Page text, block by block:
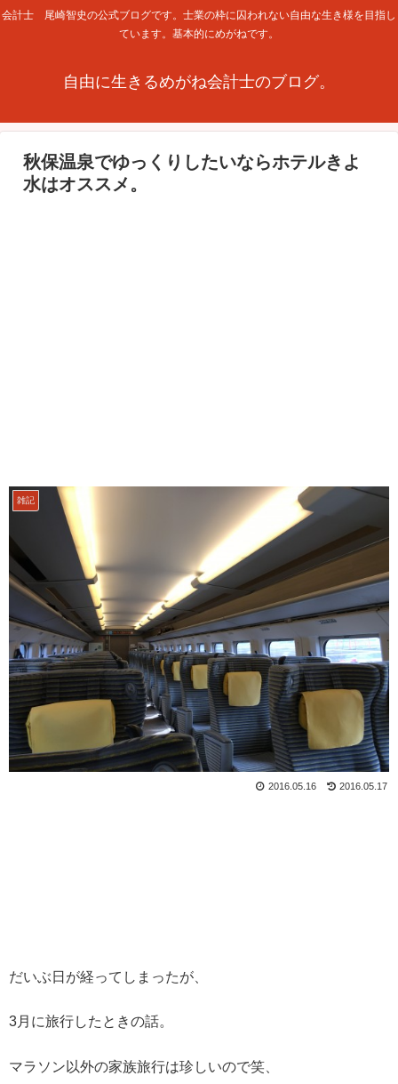
会計士 尾崎智史の公式ブログです。士業の枠に囚われない自由な生き様を目指し
ています。基本的にめがねです。
自由に生きるめがね会計士のブログ。
秋保温泉でゆっくりしたいならホテルきよ
水はオススメ。
雑記
2016.05.17
2016.05.16
だいぶ日が経ってしまったが、
3月に旅行したときの話。
マラソン以外の家族旅行は珍しいので笑、